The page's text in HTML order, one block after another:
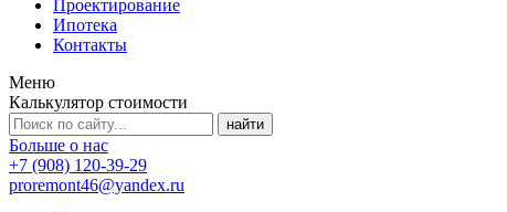
Проектирование
Ипотека
Контакты
Меню
Калькулятор стоимости
Больше о нас
+7 (908) 120-39-29
proremont46@yandex.ru